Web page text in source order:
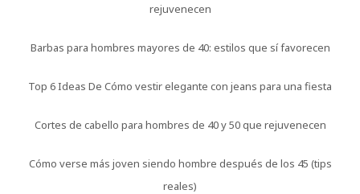
rejuvenecen
Barbas para hombres mayores de 40: estilos que sí favorecen
Top 6 Ideas De Cómo vestir elegante con jeans para una fiesta
Cortes de cabello para hombres de 40 y 50 que rejuvenecen
Cómo verse más joven siendo hombre después de los 45 (tips
reales)